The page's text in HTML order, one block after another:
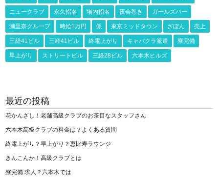
ニュークラブ 永久指名 場内指名 夜会巻き ガールズバー
瀬里奈グループ 時給1万円 係 東京ミッドタウン ざぼん 売上
三経41ビル 三経41ビル 終電上がり キャバクラ派遣 寮完備
早上がり ストリートビル 三経28ビル 六本木ヒルズ
最近の投稿
花かんざし！老舗高級クラブのお茶目なスタッフさん
六本木高級クラブの料金は？よくある質問
終電上がり？早上がり？恵比寿ラウンジ
きんこんか！高級クラブとは
寮完備 求人？六本木では